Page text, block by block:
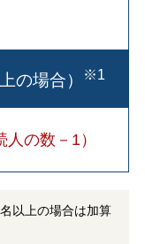
の場合） ※1
の数－1）
以上の場合は加算